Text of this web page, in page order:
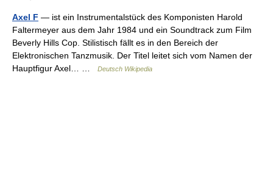
Axel F — ist ein Instrumentalstück des Komponisten Harold
Faltermeyer aus dem Jahr 1984 und ein Soundtrack zum Film
Beverly Hills Cop. Stilistisch fällt es in den Bereich der
Elektronischen Tanzmusik. Der Titel leitet sich vom Namen der
Hauptfigur Axel… …
Deutsch Wikipedia